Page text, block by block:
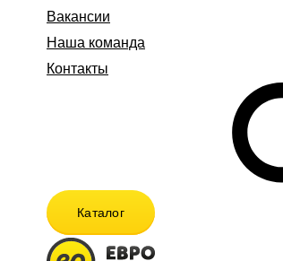
Вакансии
Наша команда
Контакты
Каталог